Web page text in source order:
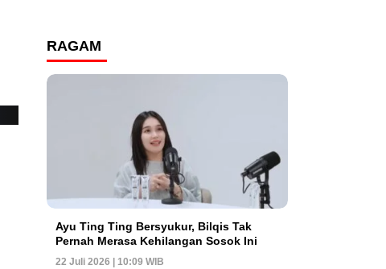
RAGAM
Ayu Ting Ting Bersyukur, Bilqis Tak
Pernah Merasa Kehilangan Sosok Ini
22 Juli 2026 | 10:09 WIB